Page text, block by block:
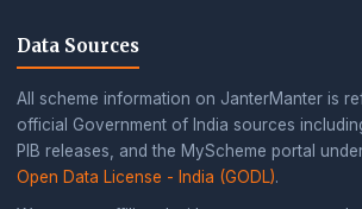
Data Sources
All scheme information on JanterManter is
official Government of India sources
PIB releases, and the MyScheme portal
Open Data License - India (GODL).